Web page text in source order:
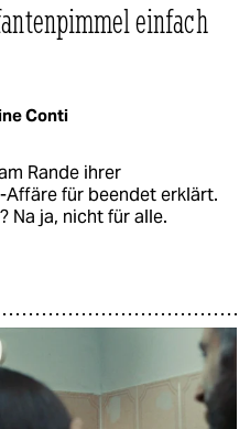
einfach
Conti
Rande ihrer
Affäre für beendet erklärt.
Na ja, nicht für alle.